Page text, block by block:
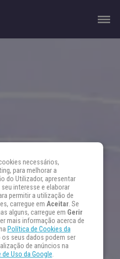
necessários,
para melhorar a
do Utilizador, apresentar
interesse e elaborar
permitir a utilização de
carregue em Aceitar. Se
alguns, carregue em Gerir
mais informação acerca de
Política de Cookies da
seus dados podem ser
de anúncios na
Uso da Google.